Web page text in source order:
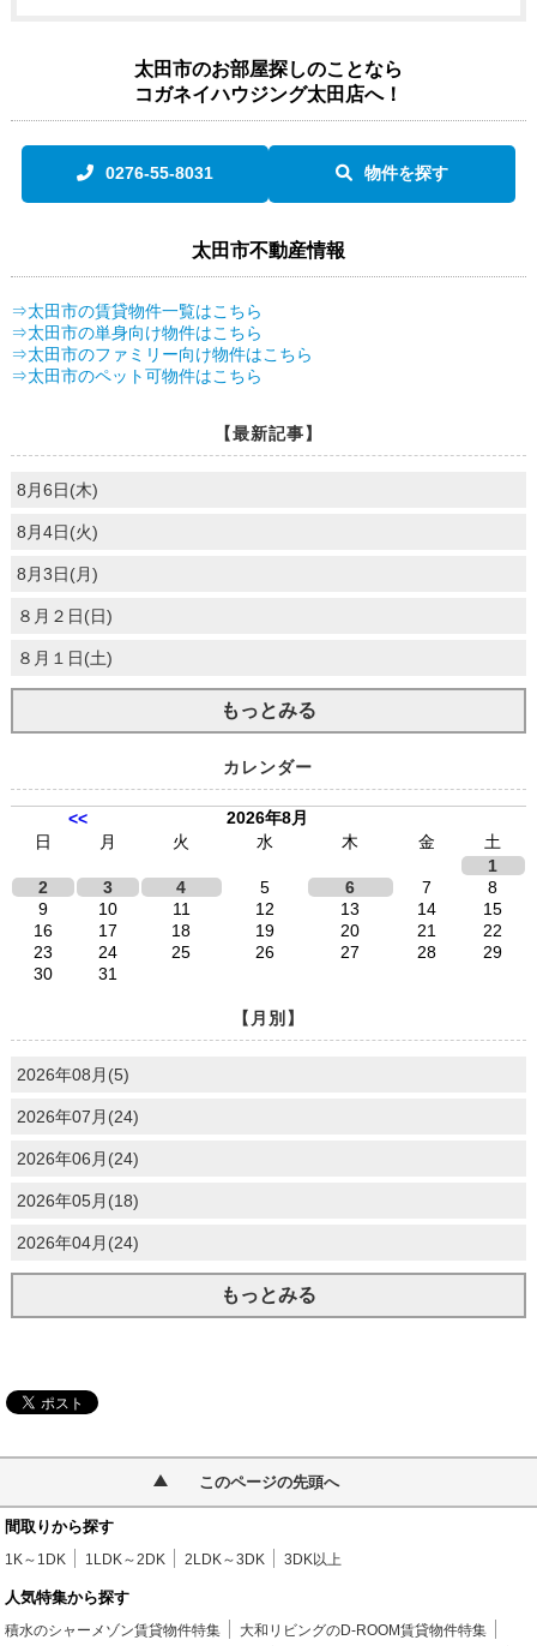
太田市のお部屋探しのことなら
コガネイハウジング太田店へ！
0276-55-8031 物件を探す
太田市不動産情報
⇒太田市の賃貸物件一覧はこちら
⇒太田市の単身向け物件はこちら
⇒太田市のファミリー向け物件はこちら
⇒太田市のペット可物件はこちら
【最新記事】
8月6日(木)
8月4日(火)
8月3日(月)
８月２日(日)
８月１日(土)
もっとみる
カレンダー
<<
2026年8月
日
月 火 水 木 金
土
1
2
3 4 5 6 7
8
9
10 11 12 13 14
15
16
17 18 19 20 21
22
23
24 25 26 27 28
29
30
31
【月別】
2026年08月(5)
2026年07月(24)
2026年06月(24)
2026年05月(18)
2026年04月(24)
もっとみる
このページの先頭へ
間取りから探す
1K～1DK 1LDK～2DK 2LDK～3DK 3DK以上
人気特集から探す
積水のシャーメゾン賃貸物件特集
大和リビングのD-ROOM賃貸物件特集